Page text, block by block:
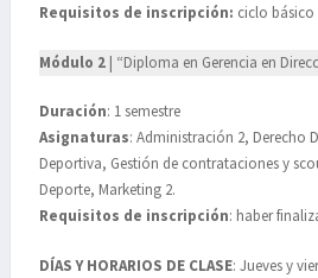
Requisitos de inscripción: ciclo básico
Módulo 2 | “Diploma en Gerencia en
Duración: 1 semestre
Asignaturas: Administración 2, Derecho
Deportiva, Gestión de contrataciones y
Deporte, Marketing 2.
Requisitos de inscripción: haber
DÍAS Y HORARIOS DE CLASE: Jueves y